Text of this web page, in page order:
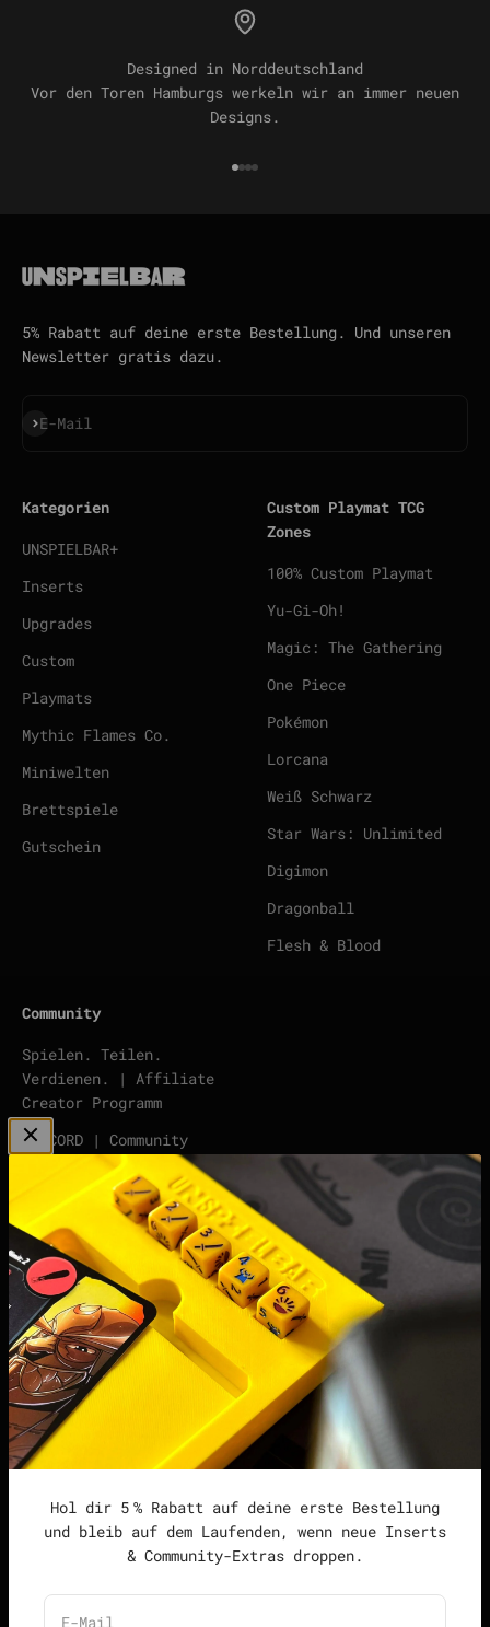
Hol dir 5 % Rabatt auf deine erste Bestellung
und bleib auf dem Laufenden, wenn neue Inserts
& Community-Extras droppen.
E-Mail
Designed in Norddeutschland
Vor den Toren Hamburgs werkeln wir an immer neuen
Designs.
Gehe zu Element 1
Gehe zu Element 2
Gehe zu Element 3
Gehe zu Element 4
5% Rabatt auf deine erste Bestellung. Und unseren
Newsletter gratis dazu.
E-Mail
Abonnieren
Kategorien
UNSPIELBAR+
Inserts
Upgrades
Custom
Playmats
Mythic Flames Co.
Miniwelten
Brettspiele
Gutschein
Custom Playmat TCG
Zones
100% Custom Playmat
Yu-Gi-Oh!
Magic: The Gathering
One Piece
Pokémon
Lorcana
Weiß Schwarz
Star Wars: Unlimited
Digimon
Dragonball
Flesh & Blood
Community
Spielen. Teilen.
Verdienen. | Affiliate
Creator Programm
DISCORD | Community
points | Score Tracker
Podcast
Impressum
Datenschutzerklärung
Widerrufsrecht &
Widerrufsformular
Allgemeine
Geschäftsbedingungen
Deutschland (EUR €) Deutsch